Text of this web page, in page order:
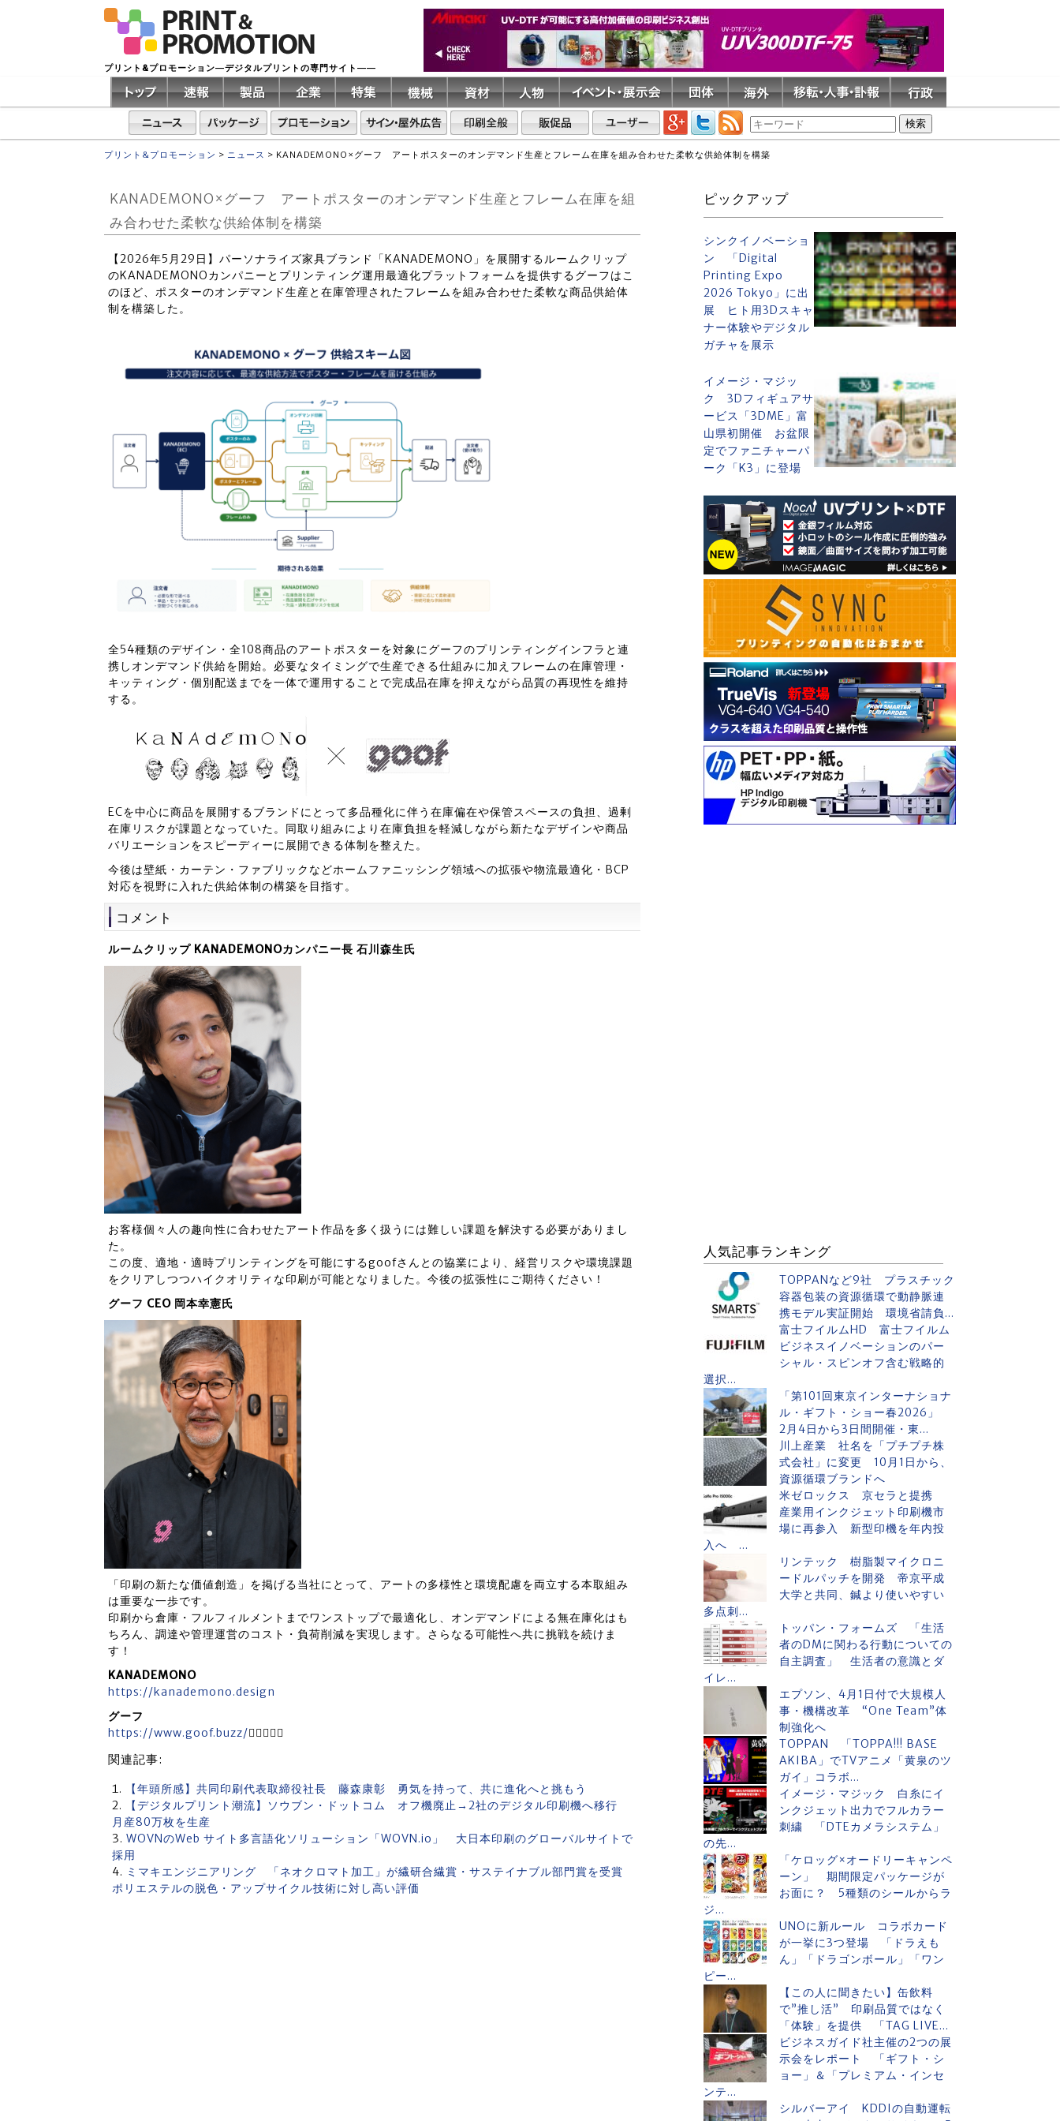
プリント&プロモーション―デジタルプリントの専門サイト――
プリント&プロモーション > ニュース > KANADEMONO×グーフ アートポスターのオンデマンド生産とフレーム在庫を組み合わせた柔軟な供給体制を構築
KANADEMONO×グーフ アートポスターのオンデマンド生産とフレーム在庫を組
み合わせた柔軟な供給体制を構築
【2026年5月29日】パーソナライズ家具ブランド「KANADEMONO」を展開するルームクリップ
のKANADEMONOカンパニーとプリンティング運用最適化プラットフォームを提供するグーフはこ
のほど、ポスターのオンデマンド生産と在庫管理されたフレームを組み合わせた柔軟な商品供給体
制を構築した。
全54種類のデザイン・全108商品のアートポスターを対象にグーフのプリンティングインフラと連
携しオンデマンド供給を開始。必要なタイミングで生産できる仕組みに加えフレームの在庫管理・
キッティング・個別配送までを一体で運用することで完成品在庫を抑えながら品質の再現性を維持
する。
ECを中心に商品を展開するブランドにとって多品種化に伴う在庫偏在や保管スペースの負担、過剰
在庫リスクが課題となっていた。同取り組みにより在庫負担を軽減しながら新たなデザインや商品
バリエーションをスピーディーに展開できる体制を整えた。
今後は壁紙・カーテン・ファブリックなどホームファニッシング領域への拡張や物流最適化・BCP
対応を視野に入れた供給体制の構築を目指す。
コメント
ルームクリップ KANADEMONOカンパニー長 石川森生氏
お客様個々人の趣向性に合わせたアート作品を多く扱うには難しい課題を解決する必要がありまし
た。
この度、適地・適時プリンティングを可能にするgoofさんとの協業により、経営リスクや環境課題
をクリアしつつハイクオリティな印刷が可能となりました。今後の拡張性にご期待ください！
グーフ CEO 岡本幸憲氏
「印刷の新たな価値創造」を掲げる当社にとって、アートの多様性と環境配慮を両立する本取組み
は重要な一歩です。
印刷から倉庫・フルフィルメントまでワンストップで最適化し、オンデマンドによる無在庫化はも
ちろん、調達や管理運営のコスト・負荷削減を実現します。さらなる可能性へ共に挑戦を続けま
す！
KANADEMONO
https://kanademono.design
グーフ
https://www.goof.buzz/
関連記事:
【年頭所感】共同印刷代表取締役社長 藤森康彰 勇気を持って、共に進化へと挑もう
【デジタルプリント潮流】ソウブン・ドットコム オフ機廃止→2社のデジタル印刷機へ移行
月産80万枚を生産
WOVNのWeb サイト多言語化ソリューション「WOVN.io」 大日本印刷のグローバルサイトで
採用
ミマキエンジニアリング 「ネオクロマト加工」が繊研合繊賞・サステイナブル部門賞を受賞
ポリエステルの脱色・アップサイクル技術に対し高い評価
ピックアップ
シンクイノベーショ
ン 「Digital
Printing Expo
2026 Tokyo」に出
展 ヒト用3Dスキャ
ナー体験やデジタル
ガチャを展示
イメージ・マジッ
ク 3Dフィギュアサ
ービス「3DME」富
山県初開催 お盆限
定でファニチャーパ
ーク「K3」に登場
人気記事ランキング
TOPPANなど9社 プラスチック
容器包装の資源循環で動静脈連
携モデル実証開始 環境省請負...
富士フイルムHD 富士フイルム
ビジネスイノベーションのパー
シャル・スピンオフ含む戦略的
選択...
「第101回東京インターナショナ
ル・ギフト・ショー春2026」
2月4日から3日間開催・東...
川上産業 社名を「プチプチ株
式会社」に変更 10月1日から、
資源循環ブランドへ
米ゼロックス 京セラと提携
産業用インクジェット印刷機市
場に再参入 新型印機を年内投
入へ ...
リンテック 樹脂製マイクロニ
ードルパッチを開発 帝京平成
大学と共同、鍼より使いやすい
多点刺...
トッパン・フォームズ 「生活
者のDMに関わる行動についての
自主調査」 生活者の意識とダ
イレ...
エプソン、4月1日付で大規模人
事・機構改革 “One Team”体
制強化へ
TOPPAN 「TOPPA!!! BASE
AKIBA」でTVアニメ「黄泉のツ
ガイ」コラボ...
イメージ・マジック 白糸にイ
ンクジェット出力でフルカラー
刺繍 「DTEカメラシステム」
の先...
「ケロッグ×オードリーキャンペ
ーン」 期間限定パッケージが
お面に？ 5種類のシールからラ
ジ...
UNOに新ルール コラボカード
が一挙に3つ登場 「ドラえも
ん」「ドラゴンボール」「ワン
ピー...
【この人に聞きたい】缶飲料
で”推し活” 印刷品質ではなく
「体験」を提供 「TAG LIVE...
ビジネスガイド社主催の2つの展
示会をレポート 「ギフト・シ
ョー」＆「プレミアム・インセ
ンテ...
シルバーアイ KDDIの自動運転